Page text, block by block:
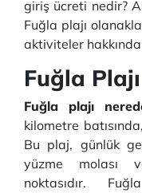
giriş ücreti nedir?
Fuğla plajı
aktiviteler
Fuğla
Fuğla plajı
kilometre
Bu plaj, günlük
yüzme molası
noktasıdır.